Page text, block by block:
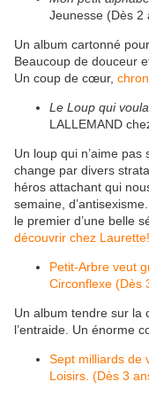
Jeunesse (Dès 2
Un album cartonné
Beaucoup de douceur
Un coup de cœur,
Le Loup qui
LALLEMAND
Un loup qui n’aime
change par divers
héros attachant qui
semaine,
le premier d’une belle
découvrir chez Laurette!
Petit-Arbre veut
Circonflexe (Dès
Un album tendre sur la
l’entraide. Un énorme
Sept milliards de
Loisirs. (Dès 3